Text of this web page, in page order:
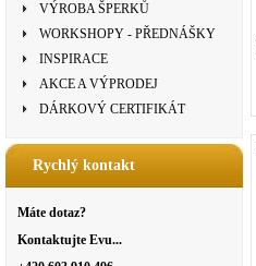
VÝROBA ŠPERKŮ
WORKSHOPY - PŘEDNÁŠKY
INSPIRACE
AKCE A VÝPRODEJ
DÁRKOVÝ CERTIFIKÁT
Rychlý kontakt
Máte dotaz?
Kontaktujte Evu...